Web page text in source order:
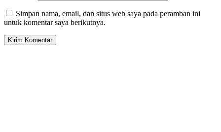
Simpan nama, email, dan situs web saya pada peramban ini
untuk komentar saya berikutnya.